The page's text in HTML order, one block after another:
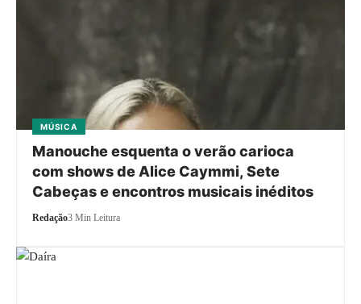
MÚSICA
Manouche esquenta o verão carioca
com shows de Alice Caymmi, Sete
Cabeças e encontros musicais inéditos
Redação3 Min Leitura